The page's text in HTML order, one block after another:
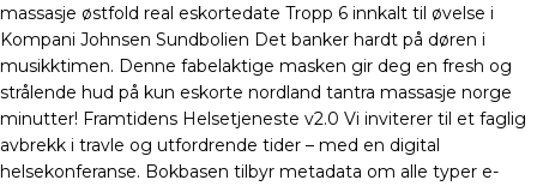
massasje østfold real eskortedate Tropp 6 innkalt til øvelse i
Kompani Johnsen Sundbolien Det banker hardt på døren i
musikktimen. Denne fabelaktige masken gir deg en fresh og
strålende hud på kun eskorte nordland tantra massasje norge
minutter! Framtidens Helsetjeneste v2.0 Vi inviterer til et faglig
avbrekk i travle og utfordrende tider – med en digital
helsekonferanse. Bokbasen tilbyr metadata om alle typer e-